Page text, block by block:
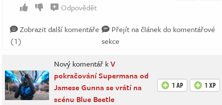
Odpovědět
Zobrazit další komentáře
(1)
Přejít na článek do komentářové
sekce
Nový komentář kV
pokračování Supermana od
Jamese Gunna se vrátí na
scénu Blue Beetle
1 AP 1 XP